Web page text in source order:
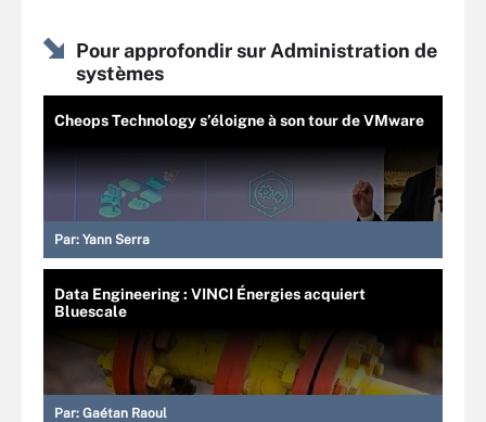
Pour approfondir sur Administration de
systèmes
Cheops Technology s’éloigne à son tour de VMware
Par: Yann Serra
Data Engineering : VINCI Énergies acquiert
Bluescale
Par: Gaétan Raoul